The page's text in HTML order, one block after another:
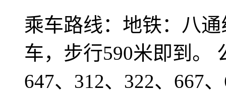
乘车路线：地铁：八
车，步行590米即到。
647、312、322、667